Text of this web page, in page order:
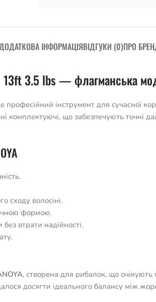
ІНФОРМАЦІЯВІДГУКИ (0)ПРО
13ft 3.5 lbs — флагманська
професійний інструмент для сучасної
комплектуючі, що забезпечують
сходу волосіні.
формою.
втрати надійності.
, створена для рибалок, що
досягти ідеального балансу між